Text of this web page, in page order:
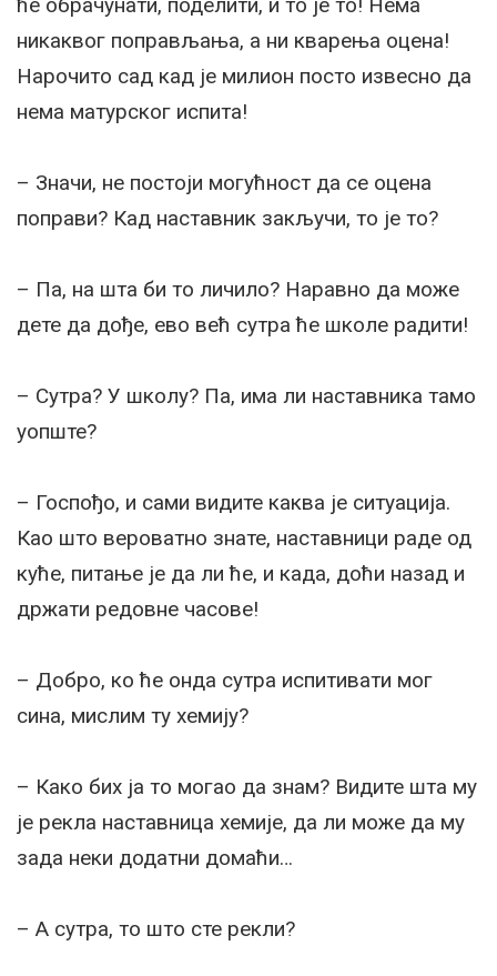
никаквог поправљања, а ни кварења оцена!
Нарочито сад кад је милион посто извесно да
нема матурског испита!
– Значи, не постоји могућност да се оцена
поправи? Кад наставник закључи, то је то?
– Па, на шта би то личило? Наравно да може
дете да дође, ево већ сутра ће школе радити!
– Сутра? У школу? Па, има ли наставника тамо
уопште?
– Госпођо, и сами видите каква је ситуација.
Као што вероватно знате, наставници раде од
куће, питање је да ли ће, и када, доћи назад и
држати редовне часове!
– Добро, ко ће онда сутра испитивати мог
сина, мислим ту хемију?
– Како бих ја то могао да знам? Видите шта му
је рекла наставница хемије, да ли може да му
зада неки додатни домаћи…
– А сутра, то што сте рекли?